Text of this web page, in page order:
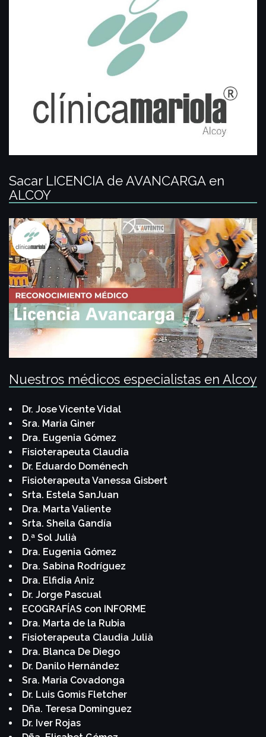
Sacar LICENCIA de AVANCARGA en
ALCOY
Nuestros médicos especialistas en Alcoy
Dr. Jose Vicente Vidal
Sra. Maria Giner
Dra. Eugenia Gómez
Fisioterapeuta Claudia
Dr. Eduardo Doménech
Fisioterapeuta Vanessa Gisbert
Srta. Estela SanJuan
Dra. Marta Valiente
Srta. Sheila Gandía
D.ª Sol Julià
Dra. Eugenia Gómez
Dra. Sabina Rodríguez
Dra. Elfidia Aniz
Dr. Jorge Pascual
ECOGRAFÍAS con INFORME
Dra. Marta de la Rubia
Fisioterapeuta Claudia Julià
Dra. Blanca De Diego
Dr. Danilo Hernández
Sra. Maria Covadonga
Dr. Luis Gomis Fletcher
Dña. Teresa Dominguez
Dr. Iver Rojas